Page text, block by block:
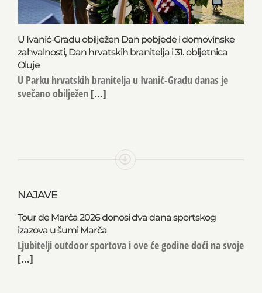
U Ivanić-Gradu obilježen Dan pobjede i domovinske
zahvalnosti, Dan hrvatskih branitelja i 31. obljetnica
Oluje
U Parku hrvatskih branitelja u Ivanić-Gradu danas je
svečano obilježen [...]
NAJAVE
Tour de Marča 2026 donosi dva dana sportskog
izazova u šumi Marča
Ljubitelji outdoor sportova i ove će godine doći na svoje
[...]